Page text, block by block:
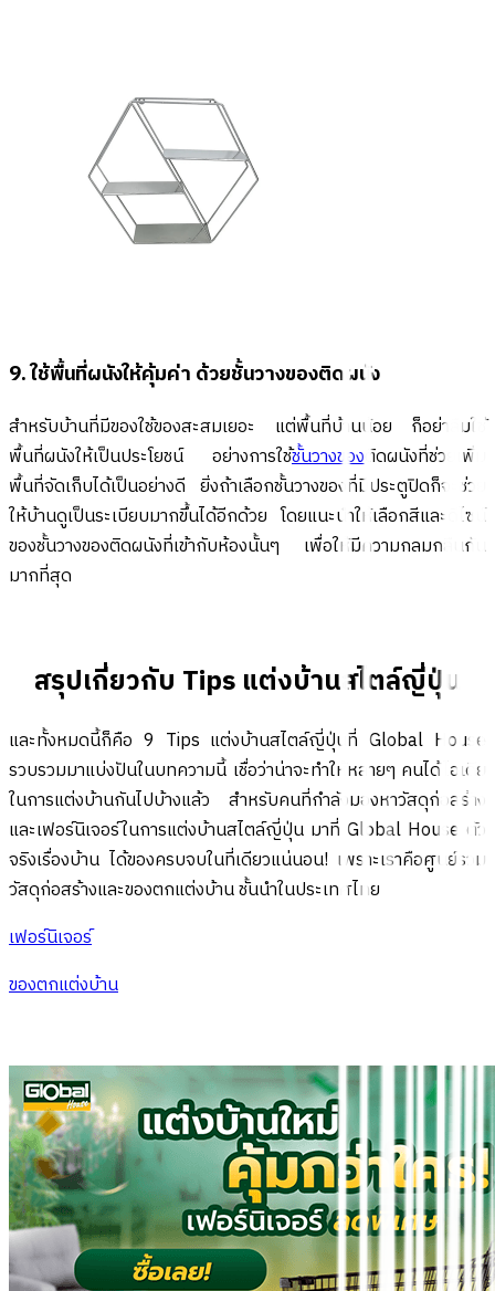
9. ใช้พื้นที่ผนังให้คุ้มค่า ด้วยชั้นวางของติดผนัง
สำหรับบ้านที่มีของใช้ของสะสมเยอะ แต่พื้นที่บ้านน้อย ก็อย่าลืมใช้
พื้นที่ผนังให้เป็นประโยชน์ อย่างการใช้ชั้นวางของติดผนังที่ช่วยเพิ่ม
พื้นที่จัดเก็บได้เป็นอย่างดี ยิ่งถ้าเลือกชั้นวางของที่มีประตูปิดก็จะช่วย
ให้บ้านดูเป็นระเบียบมากขึ้นได้อีกด้วย โดยแนะนำให้เลือกสีและดีไซน์
ของชั้นวางของติดผนังที่เข้ากับห้องนั้นๆ เพื่อให้มีความกลมกลืนกัน
มากที่สุด
สรุปเกี่ยวกับ Tips แต่งบ้านสไตล์ญี่ปุ่น
และทั้งหมดนี้ก็คือ 9 Tips แต่งบ้านสไตล์ญี่ปุ่นที่ Global House
รวบรวมมาแบ่งปันในบทความนี้ เชื่อว่าน่าจะทำให้หลายๆ คนได้ไอเดีย
ในการแต่งบ้านกันไปบ้างแล้ว สำหรับคนที่กำลังมองหาวัสดุก่อสร้าง
และเฟอร์นิเจอร์ในการแต่งบ้านสไตล์ญี่ปุ่น มาที่ Global House ตัว
จริงเรื่องบ้าน ได้ของครบจบในที่เดียวแน่นอน! เพราะเราคือศูนย์รวม
วัสดุก่อสร้างและของตกแต่งบ้าน ชั้นนำในประเทศไทย
เฟอร์นิเจอร์
ของตกแต่งบ้าน